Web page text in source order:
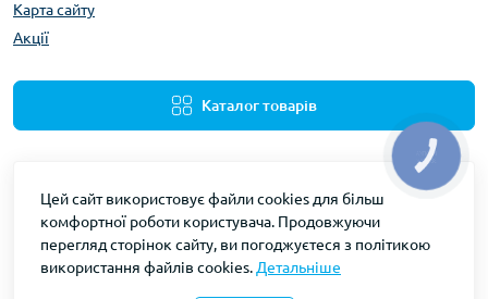
Карта сайту
Акції
Каталог товарів
Gidravliks © 2026
Цей сайт використовує файли cookies для більш
комфортної роботи користувача. Продовжуючи
перегляд сторінок сайту, ви погоджуєтеся з політикою
використання файлів cookies. Детальніше
КНОПКА
ЗВ'ЯЗКУ